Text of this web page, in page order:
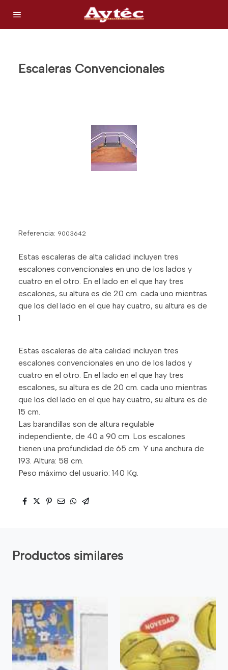
Escaleras Convencionales
Referencia: 9003642
Estas escaleras de alta calidad incluyen tres
escalones convencionales en uno de los lados y
cuatro en el otro. En el lado en el que hay tres
escalones, su altura es de 20 cm. cada uno mientras
que los del lado en el que hay cuatro, su altura es de
1
Estas escaleras de alta calidad incluyen tres
escalones convencionales en uno de los lados y
cuatro en el otro. En el lado en el que hay tres
escalones, su altura es de 20 cm. cada uno mientras
que los del lado en el que hay cuatro, su altura es de
15 cm.
Las barandillas son de altura regulable
independiente, de 40 a 90 cm. Los escalones
tienen una profundidad de 65 cm. Y una anchura de
193. Altura: 58 cm.
Peso máximo del usuario: 140 Kg.
Productos similares